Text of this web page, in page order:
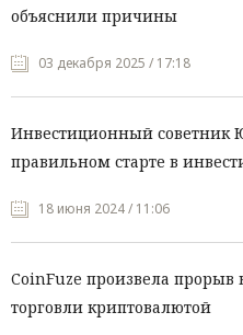
объяснили причины
03 декабря 2025 / 17:18
Инвестиционный советник
правильном старте в
18 июня 2024 / 11:06
CoinFuze произвела прорыв
торговли криптовалютой